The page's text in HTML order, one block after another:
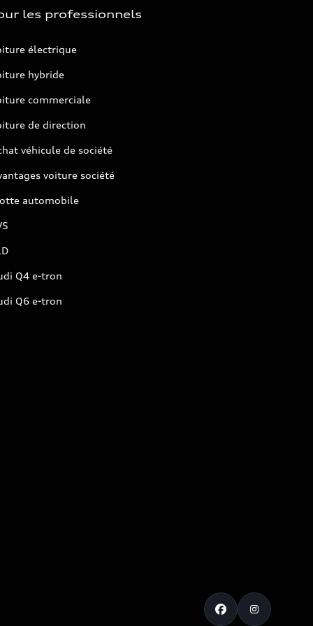
les professionnels
électrique
hybride
commerciale
de direction
véhicule de société
voiture société
automobile
Q4 e-tron
Q6 e-tron